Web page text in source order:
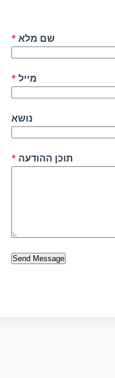
שם מלא *
מייל *
נושא
תוכן ההודעה *
Send Message